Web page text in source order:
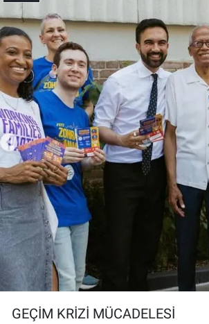
GEÇİM KRİZİ MÜCADELESİ